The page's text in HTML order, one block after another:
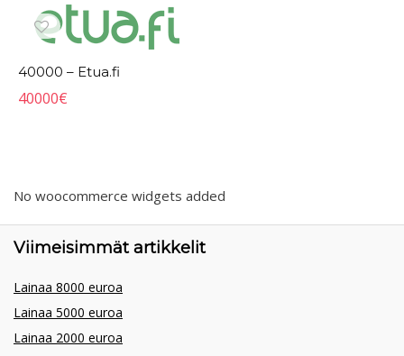
40000 – Etua.fi
40000€
No woocommerce widgets added
Viimeisimmät artikkelit
Lainaa 8000 euroa
Lainaa 5000 euroa
Lainaa 2000 euroa